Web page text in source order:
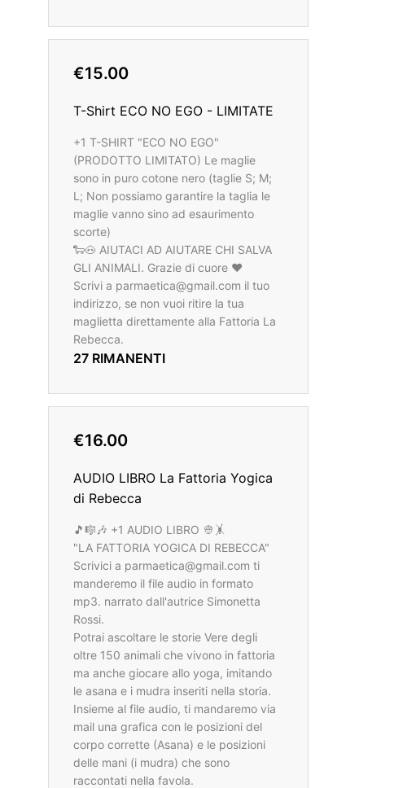
€15.00
T-Shirt ECO NO EGO - LIMITATE
+1 T-SHIRT "ECO NO EGO"
(PRODOTTO LIMITATO) Le maglie
sono in puro cotone nero (taglie S; M;
L; Non possiamo garantire la taglia le
maglie vanno sino ad esaurimento
scorte)
🐑🐽 AIUTACI AD AIUTARE CHI SALVA
GLI ANIMALI. Grazie di cuore ❤️
Scrivi a parmaetica@gmail.com il tuo
indirizzo, se non vuoi ritire la tua
maglietta direttamente alla Fattoria La
Rebecca.
27 RIMANENTI
€16.00
AUDIO LIBRO La Fattoria Yogica
di Rebecca
🎵🎼🎶 +1 AUDIO LIBRO 👳🤸
"LA FATTORIA YOGICA DI REBECCA"
Scrivici a parmaetica@gmail.com ti
manderemo il file audio in formato
mp3. narrato dall'autrice Simonetta
Rossi.
Potrai ascoltare le storie Vere degli
oltre 150 animali che vivono in fattoria
ma anche giocare allo yoga, imitando
le asana e i mudra inseriti nella storia.
Insieme al file audio, ti mandaremo via
mail una grafica con le posizioni del
corpo corrette (Asana) e le posizioni
delle mani (i mudra) che sono
raccontati nella favola.